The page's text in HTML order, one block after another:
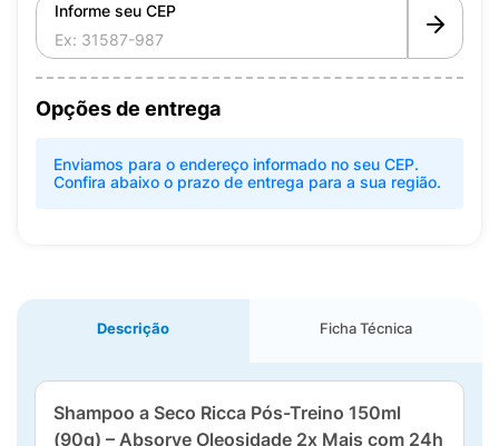
Informe seu CEP
Opções de entrega
Enviamos para o endereço informado no seu CEP.
Confira abaixo o prazo de entrega para a sua região.
Descrição Ficha Técnica
Shampoo a Seco Ricca Pós-Treino 150ml
(90g) – Absorve Oleosidade 2x Mais com 24h